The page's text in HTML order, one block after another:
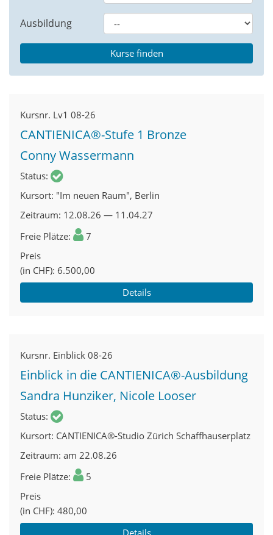
Ausbildung
Kursnr. Lv1 08-26
CANTIENICA®-Stufe 1 Bronze
Conny Wassermann
Status
Kursort "Im neuen Raum", Berlin
Zeitraum 12.08.26 — 11.04.27
Freie Plätze
7
Preis
(in CHF) 6.500,00
Details
Kursnr. Einblick 08-26
Einblick in die CANTIENICA®-Ausbildung
Sandra Hunziker, Nicole Looser
Status
Kursort CANTIENICA®-Studio Zürich Schaffhauserplatz
Zeitraum am 22.08.26
Freie Plätze
5
Preis
(in CHF) 480,00
Details